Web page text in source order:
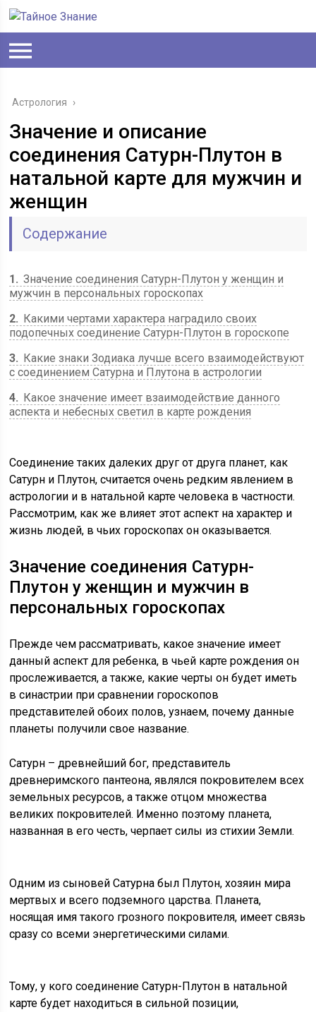
Астрология ›
Значение и описание
соединения Сатурн-Плутон в
натальной карте для мужчин и
женщин
Содержание
1
Значение соединения Сатурн-Плутон у женщин и
мужчин в персональных гороскопах
2
Какими чертами характера наградило своих
подопечных соединение Сатурн-Плутон в гороскопе
3
Какие знаки Зодиака лучше всего взаимодействуют
с соединением Сатурна и Плутона в астрологии
4
Какое значение имеет взаимодействие данного
аспекта и небесных светил в карте рождения
Соединение таких далеких друг от друга планет, как
Сатурн и Плутон, считается очень редким явлением в
астрологии и в натальной карте человека в частности.
Рассмотрим, как же влияет этот аспект на характер и
жизнь людей, в чьих гороскопах он оказывается.
Значение соединения Сатурн-
Плутон у женщин и мужчин в
персональных гороскопах
Прежде чем рассматривать, какое значение имеет
данный аспект для ребенка, в чьей карте рождения он
прослеживается, а также, какие черты он будет иметь
в синастрии при сравнении гороскопов
представителей обоих полов, узнаем, почему данные
планеты получили свое название.
Сатурн – древнейший бог, представитель
древнеримского пантеона, являлся покровителем всех
земельных ресурсов, а также отцом множества
великих покровителей. Именно поэтому планета,
названная в его честь, черпает силы из стихии Земли.
Одним из сыновей Сатурна был Плутон, хозяин мира
мертвых и всего подземного царства. Планета,
носящая имя такого грозного покровителя, имеет связь
сразу со всеми энергетическими силами.
Тому, у кого соединение Сатурн-Плутон в натальной
карте будет находиться в сильной позиции,